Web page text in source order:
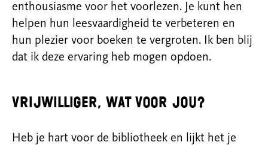
enthousiasme voor het voorlezen. Je kunt hen
helpen hun leesvaardigheid te verbeteren en
hun plezier voor boeken te vergroten. Ik ben blij
dat ik deze ervaring heb mogen opdoen.
Vrijwilliger, wat voor jou?
Heb je hart voor de bibliotheek en lijkt het je